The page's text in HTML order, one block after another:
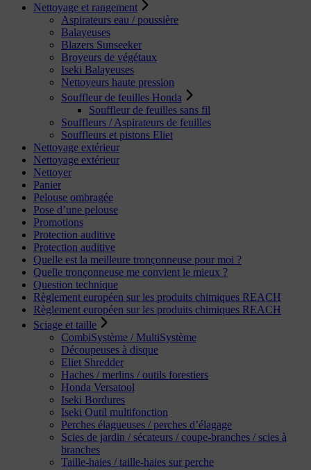
Nettoyage et rangement
Aspirateurs eau / poussière
Balayeuses
Blazers Sunseeker
Broyeurs de végétaux
Iseki Balayeuses
Nettoyeurs haute pression
Souffleur de feuilles Honda
Souffleur de feuilles sans fil
Souffleurs / Aspirateurs de feuilles
Souffleurs et pistons Eliet
Nettoyage extérieur
Nettoyage extérieur
Nettoyer
Panier
Pelouse ombragée
Pose d’une pelouse
Promotions
Protection auditive
Protection auditive
Quelle est la meilleure tronçonneuse pour moi ?
Quelle tronçonneuse me convient le mieux ?
Question technique
Règlement européen sur les produits chimiques REACH
Règlement européen sur les produits chimiques REACH
Sciage et taille
CombiSystème / MultiSystème
Découpeuses à disque
Eliet Shredder
Haches / merlins / outils forestiers
Honda Versatool
Iseki Bordures
Iseki Outil multifonction
Perches élagueuses / perches d’élagage
Scies de jardin / sécateurs / coupe-branches / scies à
branches
Taille-haies / taille-haies sur perche